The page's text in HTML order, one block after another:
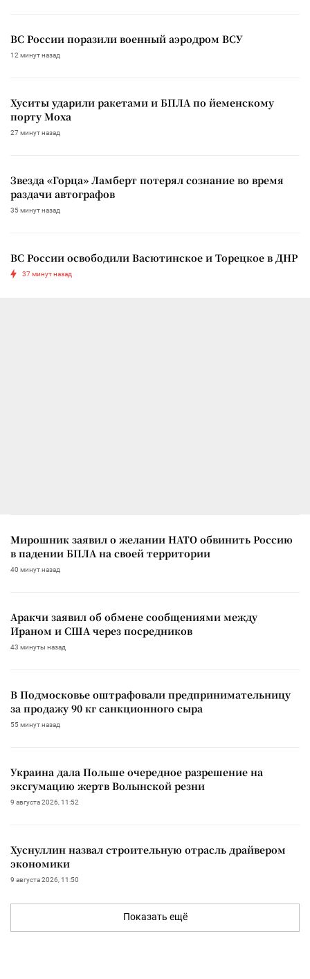
ВС России поразили военный аэродром ВСУ
12 минут назад
Хуситы ударили ракетами и БПЛА по йеменскому
порту Моха
27 минут назад
Звезда «Горца» Ламберт потерял сознание во время
раздачи автографов
35 минут назад
ВС России освободили Васютинское и Торецкое в ДНР
37 минут назад
Мирошник заявил о желании НАТО обвинить Россию
в падении БПЛА на своей территории
40 минут назад
Аракчи заявил об обмене сообщениями между
Ираном и США через посредников
43 минуты назад
В Подмосковье оштрафовали предпринимательницу
за продажу 90 кг санкционного сыра
55 минут назад
Украина дала Польше очередное разрешение на
эксгумацию жертв Волынской резни
9 августа 2026, 11:52
Хуснуллин назвал строительную отрасль драйвером
экономики
9 августа 2026, 11:50
Показать ещё